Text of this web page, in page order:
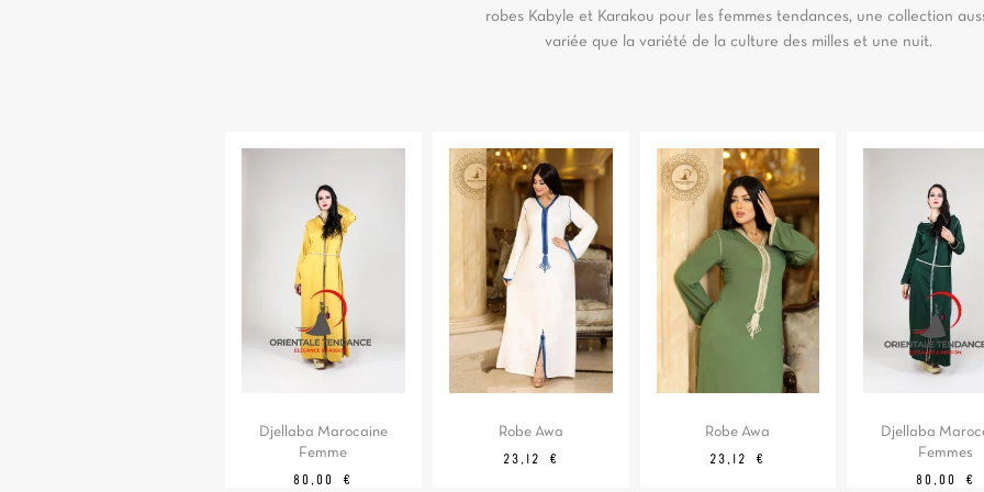
robes Kabyle et Karakou pour les femmes tendances, une collection
variée que la variété de la culture des milles et une nuit.
Djellaba Marocaine
Femme
Prix
80,00 €
Robe Awa
Prix
Prix
23,12 €
Robe Awa
Prix
Prix
23,12 €
Djellaba
Femmes
Prix
80,00 €